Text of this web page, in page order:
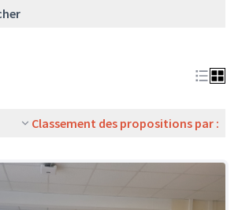
Classement des propositions par :